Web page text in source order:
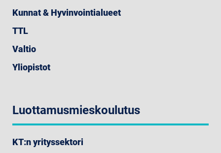
Kunnat & Hyvinvointialueet
TTL
Valtio
Yliopistot
Luottamusmieskoulutus
KT:n yrityssektori